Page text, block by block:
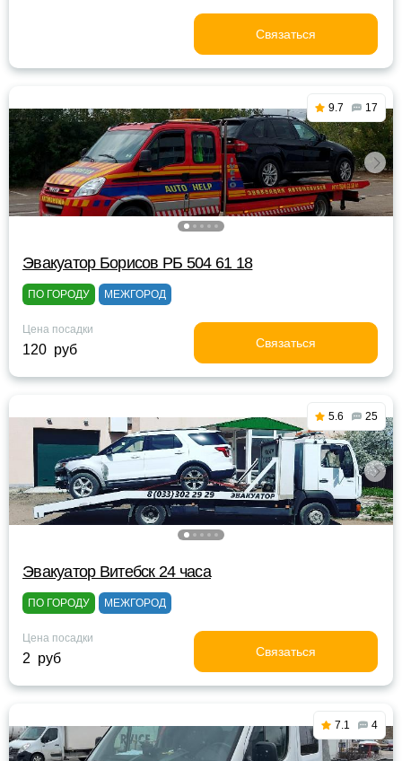
Связаться
9.7 17
Эвакуатор Борисов РБ 504 61 18
ПО ГОРОДУ МЕЖГОРОД
Цена посадки
120 руб Связаться
5.6 25
Эвакуатор Витебск 24 часа
ПО ГОРОДУ МЕЖГОРОД
Цена посадки
2 руб Связаться
7.1 4